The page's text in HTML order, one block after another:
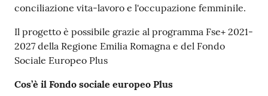
conciliazione vita-lavoro e l'occupazione femminile.
Il progetto è possibile grazie al programma Fse+ 2021-
2027 della Regione Emilia Romagna e del Fondo
Sociale Europeo Plus
Cos’è il Fondo sociale europeo Plus